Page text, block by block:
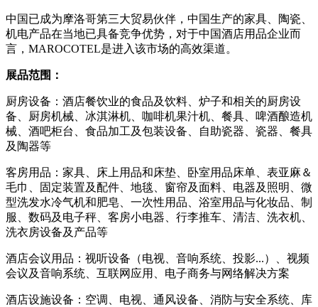
中国已成为摩洛哥第三大贸易伙伴，中国生产的家具、陶瓷、
机电产品在当地已具备竞争优势，对于中国酒店用品企业而
言，MAROCOTEL是进入该市场的高效渠道。
展品范围：
厨房设备：酒店餐饮业的食品及饮料、炉子和相关的厨房设
备、厨房机械、冰淇淋机、咖啡机果汁机、餐具、啤酒酿造机
械、酒吧柜台、食品加工及包装设备、自助瓷器、瓷器、餐具
及陶器等
客房用品：家具、床上用品和床垫、卧室用品床单、表亚麻＆
毛巾、固定装置及配件、地毯、窗帘及面料、电器及照明、微
型洗发水冷气机和肥皂、一次性用品、浴室用品与化妆品、制
服、数码及电子秤、客房小电器、行李推车、清洁、洗衣机、
洗衣房设备及产品等
酒店会议用品：视听设备（电视、音响系统、投影...）、视频
会议及音响系统、互联网应用、电子商务与网络解决方案
酒店设施设备：空调、电视、通风设备、消防与安全系统、库